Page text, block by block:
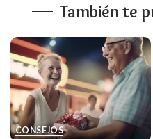
También te
CONSEJOS